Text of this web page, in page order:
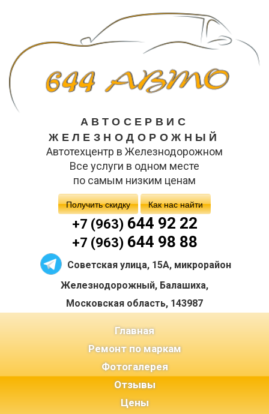
АВТОСЕРВИС
ЖЕЛЕЗНОДОРОЖНЫЙ
Автотехцентр в Железнодорожном
Все услуги в одном месте
по самым низким ценам
Получить скидку Как нас найти
+7 (963)644 92 22
+7 (963)644 98 88
Советская улица, 15А, микрорайон
Железнодорожный, Балашиха,
Московская область, 143987
Главная(current)
Ремонт по маркам
Фотогалерея
Отзывы
Цены